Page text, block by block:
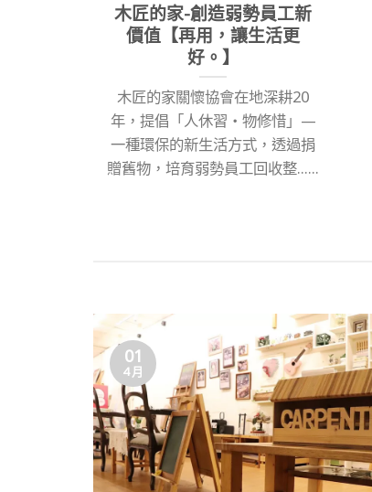
木匠的家-創造弱勢員工新
價值【再用，讓生活更
好。】
木匠的家關懷協會在地深耕20
年，提倡「人休習‧物修惜」—
一種環保的新生活方式，透過捐
贈舊物，培育弱勢員工回收整......
01
4 月